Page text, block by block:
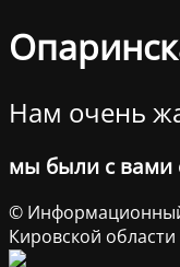
Нам очень
мы были с вами
©
Кировской области